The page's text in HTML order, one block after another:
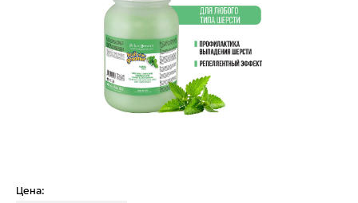
Цена: